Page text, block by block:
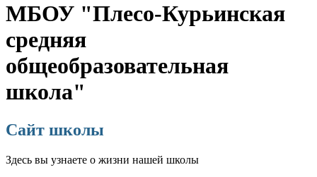
МБОУ "Плесо-Курьинская
средняя
общеобразовательная
школа"
Сайт школы
Здесь вы узнаете о жизни нашей школы